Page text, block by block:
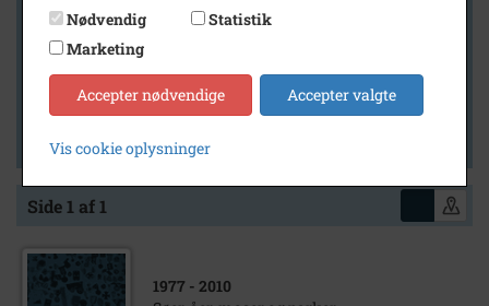
Vis kun med billeder
Vis kun med filmklip
Vis kun med lydklip
Vis kun med kilder
Vis kun med geo-tag
Side 1 af 1
1977 - 2010
Nødvendig
Statistik
Marketing
Accepter nødvendige Accepter valgte
Vis cookie oplysninger